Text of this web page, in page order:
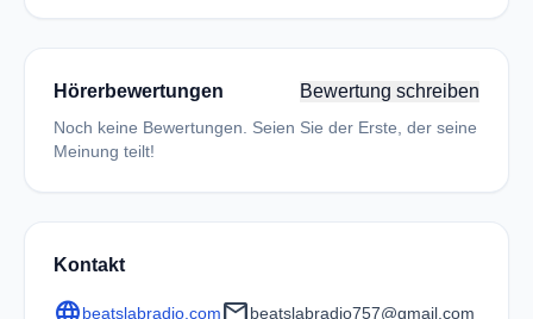
Hörerbewertungen Bewertung schreiben
Noch keine Bewertungen. Seien Sie der Erste, der seine
Meinung teilt!
Kontakt
beatslabradio.com beatslabradio757@gmail.com